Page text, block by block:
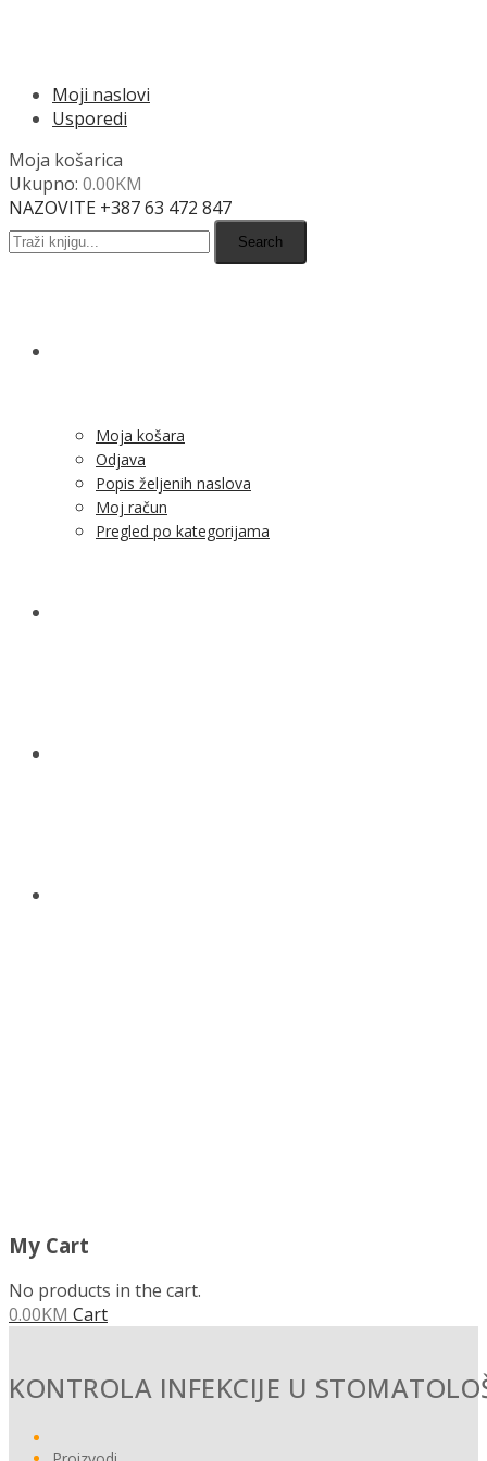
Moji naslovi
Usporedi
Moja košarica
Ukupno: 0.00KM
NAZOVITE +387 63 472 847
Search
Moja košara
Odjava
Popis željenih naslova
Moj račun
Pregled po kategorijama
My Cart
No products in the cart.
0.00KM Cart
KONTROLA INFEKCIJE U